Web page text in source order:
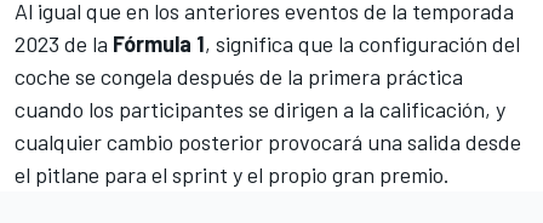
Al igual que en los anteriores eventos de la temporada
2023 de la Fórmula 1, significa que la configuración del
coche se congela después de la primera práctica
cuando los participantes se dirigen a la calificación, y
cualquier cambio posterior provocará una salida desde
el pitlane para el sprint y el propio gran premio.